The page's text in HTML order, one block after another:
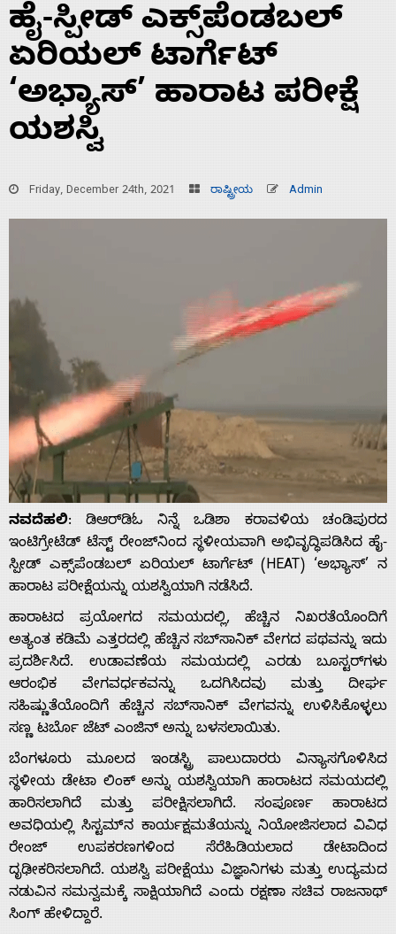
Home
About
Us
Advertise
ಹೈ-ಸ್ಪೀಡ್ ಎಕ್ಸ್‌ಪೆಂಡಬಲ್
ಏರಿಯಲ್ ಟಾರ್ಗೆಟ್
‘ಅಭ್ಯಾಸ್’ ಹಾರಾಟ ಪರೀಕ್ಷೆ
ಯಶಸ್ವಿ
Friday, December 24th, 2021 ರಾಷ್ಟ್ರೀಯ Admin
ನವದೆಹಲಿ: ಡಿಆರ್‌ಡಿಓ ನಿನ್ನೆ ಒಡಿಶಾ ಕರಾವಳಿಯ ಚಂಡಿಪುರದ
ಇಂಟಿಗ್ರೇಟೆಡ್ ಟೆಸ್ಟ್ ರೇಂಜ್‌ನಿಂದ ಸ್ಥಳೀಯವಾಗಿ ಅಭಿವೃದ್ಧಿಪಡಿಸಿದ ಹೈ-
ಸ್ಪೀಡ್ ಎಕ್ಸ್‌ಪೆಂಡಬಲ್ ಏರಿಯಲ್ ಟಾರ್ಗೆಟ್ (HEAT) ‘ಅಭ್ಯಾಸ್’ ನ
ಹಾರಾಟ ಪರೀಕ್ಷೆಯನ್ನು ಯಶಸ್ವಿಯಾಗಿ ನಡೆಸಿದೆ.
ಹಾರಾಟದ ಪ್ರಯೋಗದ ಸಮಯದಲ್ಲಿ, ಹೆಚ್ಚಿನ ನಿಖರತೆಯೊಂದಿಗೆ
ಅತ್ಯಂತ ಕಡಿಮೆ ಎತ್ತರದಲ್ಲಿ ಹೆಚ್ಚಿನ ಸಬ್‌ಸಾನಿಕ್ ವೇಗದ ಪಥವನ್ನು ಇದು
ಪ್ರದರ್ಶಿಸಿದೆ. ಉಡಾವಣೆಯ ಸಮಯದಲ್ಲಿ ಎರಡು ಬೂಸ್ಟರ್‌ಗಳು
ಆರಂಭಿಕ ವೇಗವರ್ಧಕವನ್ನು ಒದಗಿಸಿದವು ಮತ್ತು ದೀರ್ಘ
ಸಹಿಷ್ಣುತೆಯೊಂದಿಗೆ ಹೆಚ್ಚಿನ ಸಬ್‌ಸಾನಿಕ್ ವೇಗವನ್ನು ಉಳಿಸಿಕೊಳ್ಳಲು
ಸಣ್ಣ ಟರ್ಬೊ ಜೆಟ್ ಎಂಜಿನ್ ಅನ್ನು ಬಳಸಲಾಯಿತು.
ಬೆಂಗಳೂರು ಮೂಲದ ಇಂಡಸ್ಟ್ರಿ ಪಾಲುದಾರರು ವಿನ್ಯಾಸಗೊಳಿಸಿದ
ಸ್ಥಳೀಯ ಡೇಟಾ ಲಿಂಕ್ ಅನ್ನು ಯಶಸ್ವಿಯಾಗಿ ಹಾರಾಟದ ಸಮಯದಲ್ಲಿ
ಹಾರಿಸಲಾಗಿದೆ ಮತ್ತು ಪರೀಕ್ಷಿಸಲಾಗಿದೆ. ಸಂಪೂರ್ಣ ಹಾರಾಟದ
ಅವಧಿಯಲ್ಲಿ ಸಿಸ್ಟಮ್‌ನ ಕಾರ್ಯಕ್ಷಮತೆಯನ್ನು ನಿಯೋಜಿಸಲಾದ ವಿವಿಧ
ರೇಂಜ್ ಉಪಕರಣಗಳಿಂದ ಸೆರೆಹಿಡಿಯಲಾದ ಡೇಟಾದಿಂದ
ದೃಢೀಕರಿಸಲಾಗಿದೆ. ಯಶಸ್ವಿ ಪರೀಕ್ಷೆಯು ವಿಜ್ಞಾನಿಗಳು ಮತ್ತು ಉದ್ಯಮದ
ನಡುವಿನ ಸಮನ್ವಮಕ್ಕೆ ಸಾಕ್ಷಿಯಾಗಿದೆ ಎಂದು ರಕ್ಷಣಾ ಸಚಿವ ರಾಜನಾಥ್
ಸಿಂಗ್ ಹೇಳಿದ್ದಾರೆ.